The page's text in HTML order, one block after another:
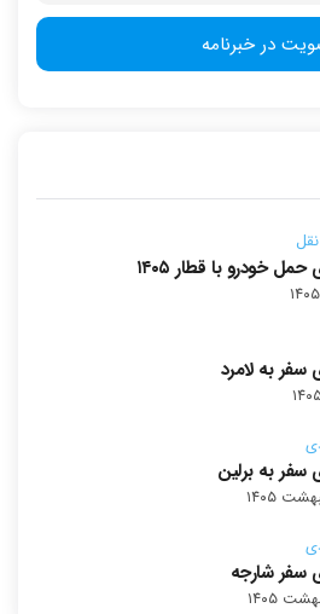
حمل خودرو با قطار ۱۴۰۵
سفر به لامرد
سفر به برلین
سفر شارجه